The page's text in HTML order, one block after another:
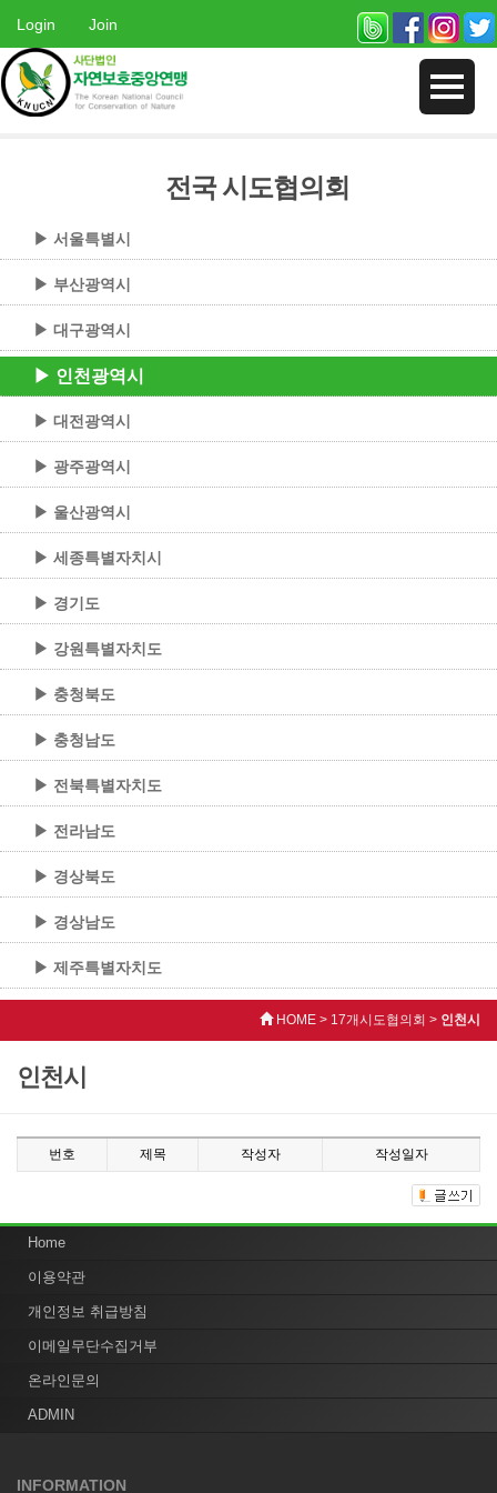
Login Join
전국 시도협의회
▶ 서울특별시
▶ 부산광역시
▶ 대구광역시
▶ 인천광역시
▶ 대전광역시
▶ 광주광역시
▶ 울산광역시
▶ 세종특별자치시
▶ 경기도
▶ 강원특별자치도
▶ 충청북도
▶ 충청남도
▶ 전북특별자치도
▶ 전라남도
▶ 경상북도
▶ 경상남도
▶ 제주특별자치도
HOME > 17개시도협의회 > 인천시
인천시
번호 제목 작성자 작성일자
Home
이용약관
개인정보 취급방침
이메일무단수집거부
온라인문의
ADMIN
INFORMATION